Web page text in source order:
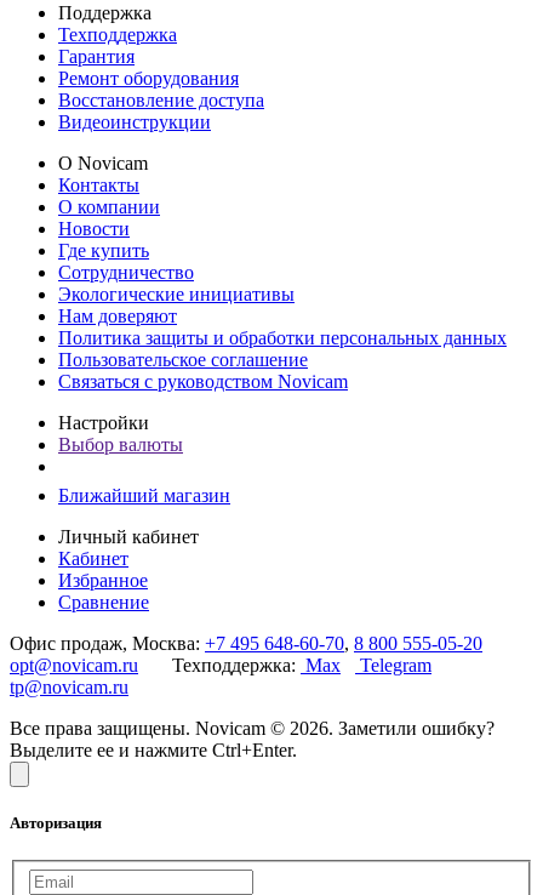
Поддержка
Техподдержка
Гарантия
Ремонт оборудования
Восстановление доступа
Видеоинструкции
О Novicam
Контакты
О компании
Новости
Где купить
Сотрудничество
Экологические инициативы
Нам доверяют
Политика защиты и обработки персональных данных
Пользовательское соглашение
Связаться с руководством Novicam
Настройки
Выбор валюты
Ближайший магазин
Личный кабинет
Кабинет
Избранное
Сравнение
Офис продаж, Москва: +7 495 648-60-70, 8 800 555-05-20
opt@novicam.ru Техподдержка: Max
Telegram
tp@novicam.ru
Все права защищены. Novicam © 2026. Заметили ошибку?
Выделите ее и нажмите Ctrl+Enter.
Авторизация